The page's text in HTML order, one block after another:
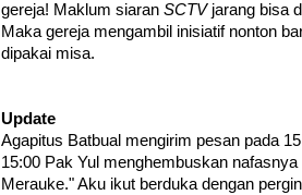
gereja! Maklum siaran SCTVjarang bisa
Maka gereja mengambil inisiatif nonton
dipakai misa.
Update
Agapitus Batbual mengirim pesan pada
15:00 Pak Yul menghembuskan
Merauke." Aku ikut berduka dengan